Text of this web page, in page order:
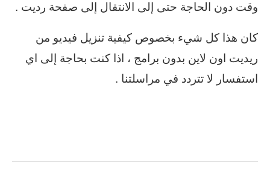
وقت دون الحاجة حتى إلى الانتقال إلى صفحة رديت .
كان هذا كل شيء بخصوص كيفية تنزيل فيديو من
ريديت اون لاين بدون برامج ، اذا كنت بحاجة إلى اي
استفسار لا تتردد في مراسلتنا .